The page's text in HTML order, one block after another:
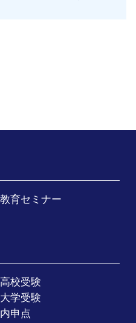
教育セミナー
高校受験
大学受験
内申点